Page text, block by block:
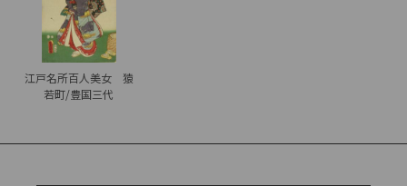
江戸名所百人美女 猿
若町/豊国三代